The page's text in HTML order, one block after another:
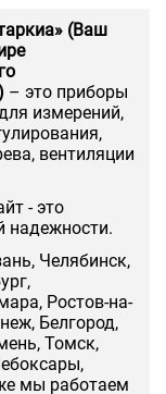
(Ваш
– это приборы
измерений,
вентиляции
- это
надежности.
Челябинск,
Ростов-на-
Белгород,
Томск,
мы работаем